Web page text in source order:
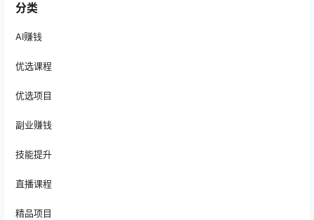
分类
AI赚钱
优选课程
优选项目
副业赚钱
技能提升
直播课程
精品项目